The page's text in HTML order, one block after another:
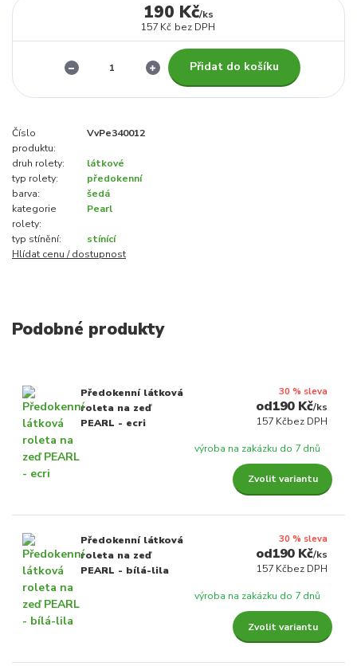
190 Kč/ks
157 Kč bez DPH
Přidat do košíku
Číslo
produktu:
VvPe340012
druh rolety:
látkové
typ rolety:
předokenní
barva:
šedá
kategorie
rolety:
Pearl
typ stínění:
stínící
Hlídat cenu / dostupnost
Podobné produkty
Předokenní látková
roleta na zeď
PEARL - ecri
30 % sleva
190 Kč/ks
157 Kčbez DPH
výroba na zakázku do 7 dnů
Zvolit variantu
Předokenní látková
roleta na zeď
PEARL - bílá-lila
30 % sleva
190 Kč/ks
157 Kčbez DPH
výroba na zakázku do 7 dnů
Zvolit variantu